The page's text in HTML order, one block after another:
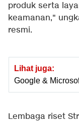
produk serta
keamanan,"
resmi.
Lihat juga:
Google &
Lembaga riset